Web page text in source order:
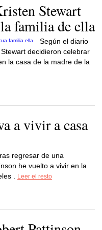
Stewart
familia de ella
Según el diario
decidieron celebrar
la casa de la madre de la
a vivir a casa
regresar de una
he vuelto a vivir en la
.
Leer el resto